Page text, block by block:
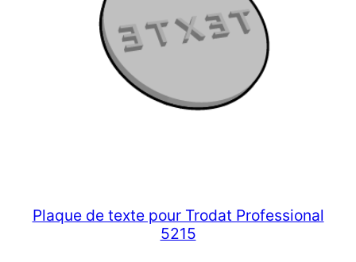
Plaque de texte pour Trodat Professional
5215